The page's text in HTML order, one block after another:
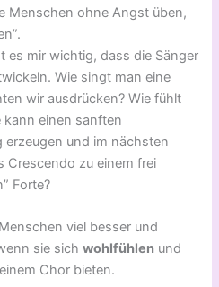
Menschen ohne Angst üben,
es mir wichtig, dass die Sänger
Wie singt man eine
wir ausdrücken? Wie fühlt
kann einen sanften
und im nächsten
Crescendo zu einem frei
Forte?
viel besser und
sie sichwohlfühlen und
Chor bieten.